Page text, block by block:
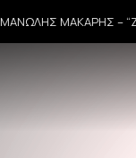
ΜΑΝΩΛΗΣ ΜΑΚΑΡΗΣ –